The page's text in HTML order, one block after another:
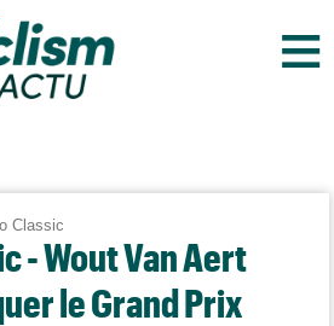
≡
Classic
- Wout Van Aert
le Grand Prix